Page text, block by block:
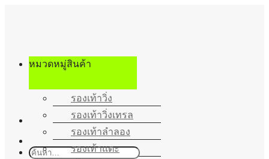
เนื้อหา
ค้นหา:
หมวดหมู่สินค้า
รองเท้าวิ่ง
รองเท้าวิ่งเทรล
รองเท้าลำลอง
รองเท้าแตะ